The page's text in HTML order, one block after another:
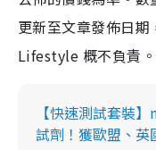
更新至文章發佈日
Lifestyle 概不負責
【快速測試套裝
試劑！獲歐盟、英